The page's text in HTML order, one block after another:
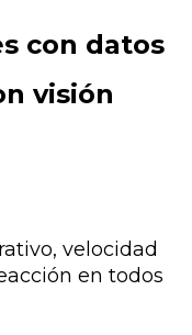
con datos
visión
velocidad
en todos